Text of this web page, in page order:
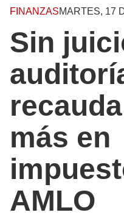
FINANZASMARTES, 17
Sin
más en
AMLO